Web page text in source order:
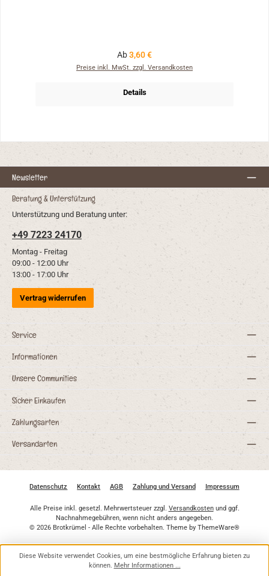
Regulärer Preis:
Ab3,60 €
Preise inkl. MwSt. zzgl. Versandkosten
Details
Newsletter
Sicher Einkaufen
Service
Informationen
Beratung & Unterstützung
Unterstützung und Beratung unter:
+49 7223 24170
Montag - Freitag
09:00 - 12:00 Uhr
13:00 - 17:00 Uhr
Vertrag widerrufen
Unsere Communities
Zahlungsarten
Versandarten
Datenschutz Kontakt AGB Zahlung und Versand Impressum
Alle Preise inkl. gesetzl. Mehrwertsteuer zzgl. Versandkostenund ggf.
Nachnahmegebühren, wenn nicht anders angegeben.
© 2026 Brotkrümel - Alle Rechte vorbehalten. Theme by ThemeWare®
Diese Website verwendet Cookies, um eine bestmögliche Erfahrung bieten zu
können. Mehr Informationen ...